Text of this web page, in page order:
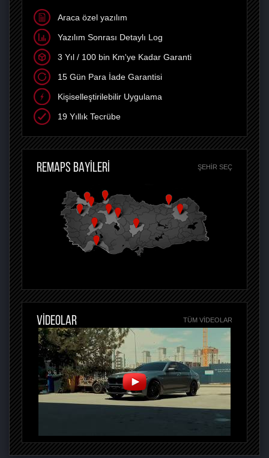
Araca özel yazılım
Yazılım Sonrası Detaylı Log
3 Yıl / 100 bin Km'ye Kadar Garanti
15 Gün Para İade Garantisi
Kişiselleştirilebilir Uygulama
19 Yıllık Tecrübe
REMAPS BAYİLERİ ŞEHIR SEÇ
VİDEOLAR TÜM VIDEOLAR